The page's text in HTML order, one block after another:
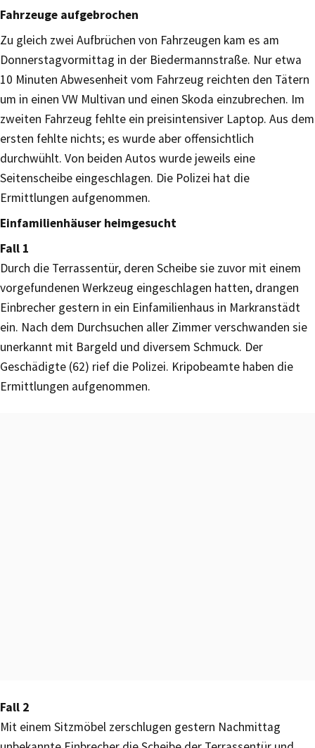
Fahrzeuge aufgebrochen
Zu gleich zwei Aufbrüchen von Fahrzeugen kam es am
Donnerstagvormittag in der Biedermannstraße. Nur etwa
10 Minuten Abwesenheit vom Fahrzeug reichten den Tätern
um in einen VW Multivan und einen Skoda einzubrechen. Im
zweiten Fahrzeug fehlte ein preisintensiver Laptop. Aus dem
ersten fehlte nichts; es wurde aber offensichtlich
durchwühlt. Von beiden Autos wurde jeweils eine
Seitenscheibe eingeschlagen. Die Polizei hat die
Ermittlungen aufgenommen.
Einfamilienhäuser heimgesucht
Fall 1
Durch die Terrassentür, deren Scheibe sie zuvor mit einem
vorgefundenen Werkzeug eingeschlagen hatten, drangen
Einbrecher gestern in ein Einfamilienhaus in Markranstädt
ein. Nach dem Durchsuchen aller Zimmer verschwanden sie
unerkannt mit Bargeld und diversem Schmuck. Der
Geschädigte (62) rief die Polizei. Kripobeamte haben die
Ermittlungen aufgenommen.
Fall 2
Mit einem Sitzmöbel zerschlugen gestern Nachmittag